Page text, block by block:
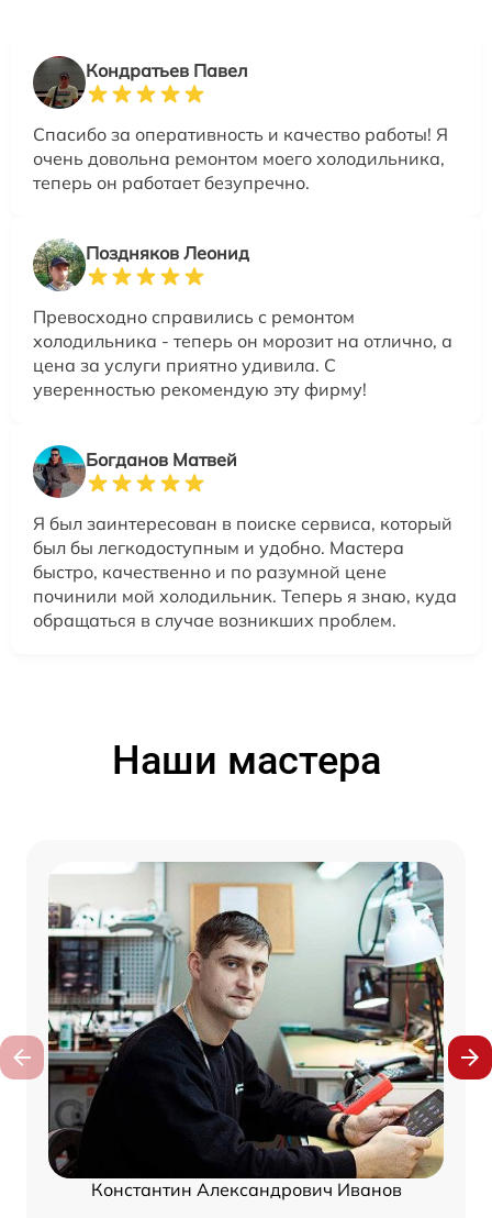
Кондратьев Павел
Спасибо за оперативность и качество работы! Я
очень довольна ремонтом моего холодильника,
теперь он работает безупречно.
Поздняков Леонид
Превосходно справились с ремонтом
холодильника - теперь он морозит на отлично, а
цена за услуги приятно удивила. С
уверенностью рекомендую эту фирму!
Богданов Матвей
Я был заинтересован в поиске сервиса, который
был бы легкодоступным и удобно. Мастера
быстро, качественно и по разумной цене
починили мой холодильник. Теперь я знаю, куда
обращаться в случае возникших проблем.
Наши мастера
Константин Александрович Иванов